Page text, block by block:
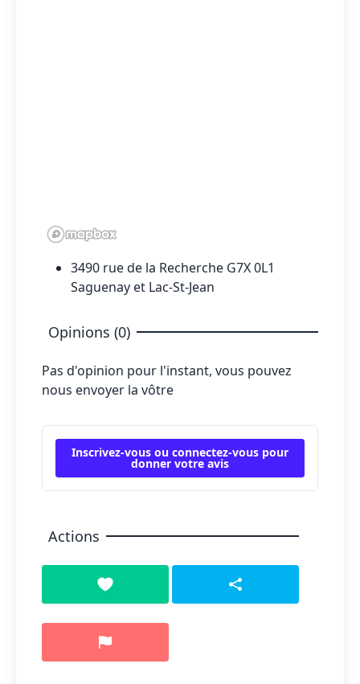
3490 rue de la Recherche G7X 0L1
Saguenay et Lac-St-Jean
Opinions (0)
Pas d'opinion pour l'instant, vous pouvez
nous envoyer la vôtre
Inscrivez-vous ou connectez-vous pour
donner votre avis
Actions